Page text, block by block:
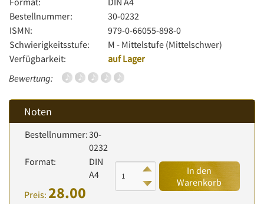
Bestellnummer:
30-0232
ISMN:
979-0-66055-898-0
Schwierigkeitsstufe:
M - Mittelstufe (Mittelschwer)
Verfügbarkeit:
auf Lager
Bewertung:
Noten
Bestellnummer:30-
0232
Format:
DIN
A4
Preis: 28.00
In den
Warenkorb